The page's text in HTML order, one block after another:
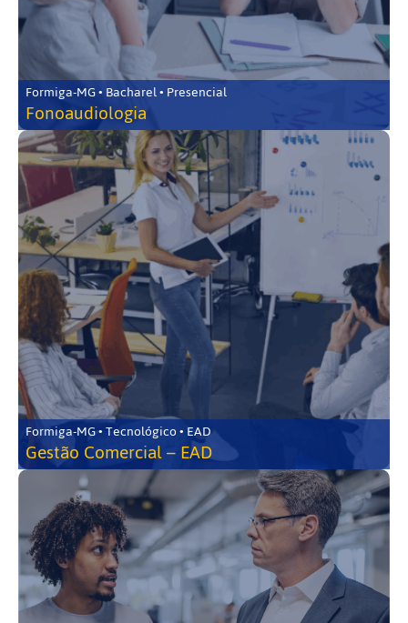
Formiga-MG • Bacharel • Presencial
Fonoaudiologia
Formiga-MG • Tecnológico • EAD
Gestão Comercial – EAD